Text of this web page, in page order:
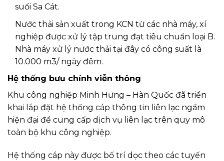
suối Sa Cát.
Nước thải sản xuất trong KCN từ các nhà máy, xí
nghiệp được xử lý tập trung đạt tiêu chuẩn loại B.
Nhà máy xử lý nước thải tại đây có công suất là
10.000 m3/ ngày đêm.
Hệ thống bưu chính viễn thông
Khu công nghiệp Minh Hưng – Hàn Quốc đã triển
khai lắp đặt hệ thống cáp thông tin liên lạc ngầm
hiện đại để cung cấp dịch vụ liên lạc trên quy mô
toàn bộ khu công nghiệp.
Hệ thống cáp này được bố trí dọc theo các tuyến